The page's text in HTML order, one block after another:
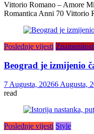
Vittorio Romano – Amore
Romantica Anni 70 Vittorio
Poslednje vijesti
Beograd je izmijenio
7 Augusta, 20266 Augusta,
read
Poslednje vijesti Style